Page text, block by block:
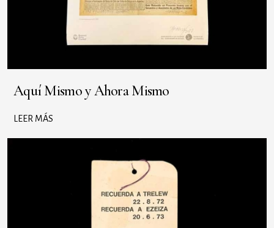
Aquí Mismo y Ahora Mismo
LEER MÁS